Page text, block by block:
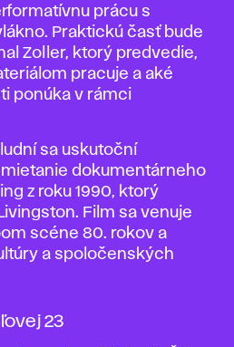
prácu s
Praktickú časť bude
Zoller, ktorý predvedie,
pracuje a aké
ponúka v rámci
sa uskutoční
dokumentárneho
z roku 1990, ktorý
Film sa venuje
scéne 80. rokov a
a spoločenských
23